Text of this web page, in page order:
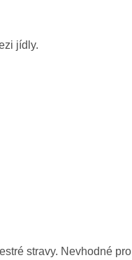
jídly.
stravy. Nevhodné pro